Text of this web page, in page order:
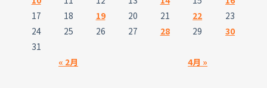
« 2月 4月 »
17
18 19 20 21 22
23
24
25 26 27 28 29
30
31